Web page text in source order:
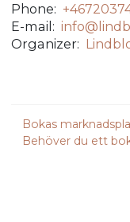
Phone:
E-mail:
Organizer:
Bokas
Behöver du ett